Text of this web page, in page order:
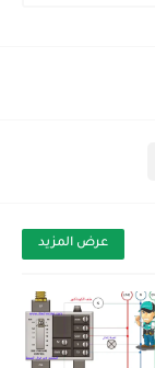
عرض المزيد